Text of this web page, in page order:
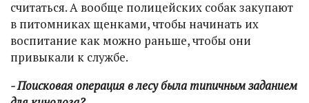
считаться. А вообще полицейских собак закупают
в питомниках щенками, чтобы начинать их
воспитание как можно раньше, чтобы они
привыкали к службе.
- Поисковая операция в лесу была типичным заданием